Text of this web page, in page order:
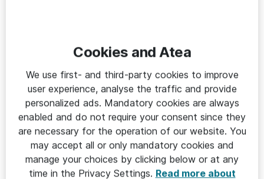
ett mjukvarudefinierat datacenter.
Spar pengar och
effektiviserar
Produkter som Cloud Foundation och Workspace ONE
gör det både enklare och mer effektivt att hantera sin
IT vilket resulterar i kostnadsbesparingar.
Cookies and Atea
We use first- and third-party cookies to improve
user experience, analyse the traffic and provide
personalized ads. Mandatory cookies are always
enabled and do not require your consent since they
are necessary for the operation of our website. You
may accept all or only mandatory cookies and
manage your choices by clicking below or at any
time in the Privacy Settings. Read more about